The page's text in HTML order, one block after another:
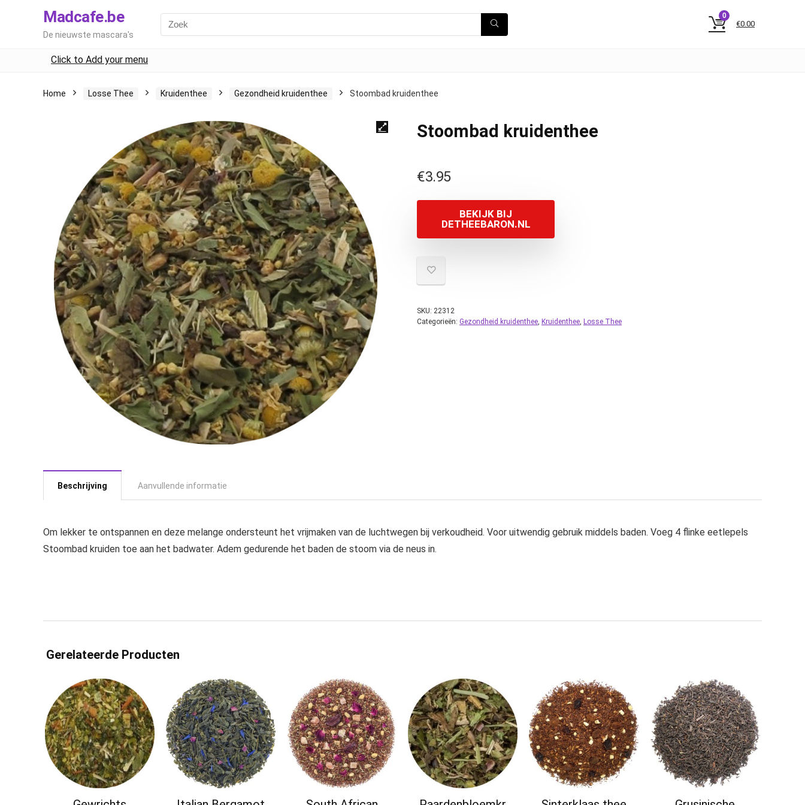
Madcafe.be
De nieuwste mascara's
0
€0.00
Click to Add your menu
Home Losse Thee Kruidenthee Gezondheid kruidenthee Stoombad kruidenthee
Stoombad kruidenthee
€3.95
BEKIJK BIJ
DETHEEBARON.NL
SKU: 22312
Categorieën: Gezondheid kruidenthee, Kruidenthee, Losse Thee
Beschrijving Aanvullende informatie
Om lekker te ontspannen en deze melange ondersteunt het vrijmaken van de luchtwegen bij verkoudheid. Voor uitwendig gebruik middels baden. Voeg 4 flinke eetlepels
Stoombad kruiden toe aan het badwater. Adem gedurende het baden de stoom via de neus in.
Gerelateerde Producten